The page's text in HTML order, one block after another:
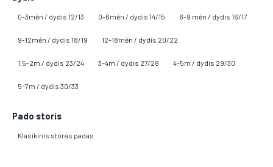
0-3mėn / dydis 12/13 0-6mėn / dydis 14/15 6-9 mėn / dydis 16/17
9-12mėn / dydis 18/19 12-18mėn / dydis 20/22
1,5-2m / dydis 23/24 3-4m / dydis 27/28 4-5m / dydis 29/30
5-7m / dydis 30/33
Pado storis
Klasikinis storas padas